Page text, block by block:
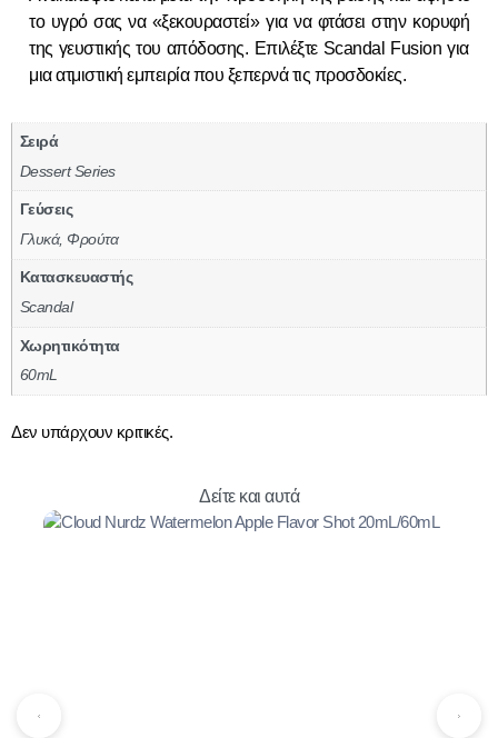
το υγρό σας να «ξεκουραστεί» για να φτάσει στην κορυφή
της γευστικής του απόδοσης. Επιλέξτε Scandal Fusion για
μια ατμιστική εμπειρία που ξεπερνά τις προσδοκίες.
Σειρά
Dessert Series
Γεύσεις
Γλυκά, Φρούτα
Κατασκευαστής
Scandal
Χωρητικότητα
60mL
Δεν υπάρχουν κριτικές.
Δείτε και αυτά